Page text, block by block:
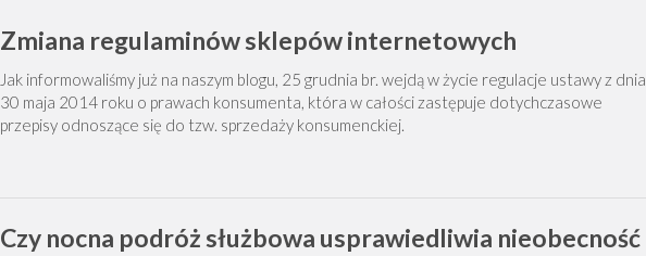
Zmiana regulaminów sklepów internetowych
Jak informowaliśmy już na naszym blogu, 25 grudnia br. wejdą w życie regulacje ustawy z dnia
30 maja 2014 roku o prawach konsumenta, która w całości zastępuje dotychczasowe
przepisy odnoszące się do tzw. sprzedaży konsumenckiej.
Czy nocna podróż służbowa usprawiedliwia nieobecność